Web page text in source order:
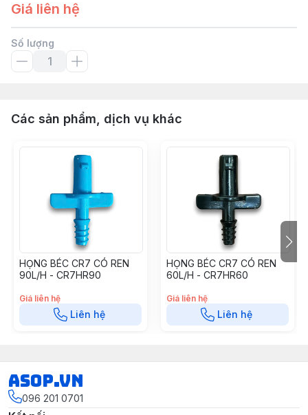
Giá liên hệ
Số lượng
Các sản phẩm, dịch vụ khác
HỌNG BÉC CR7 CÓ REN
90L/H - CR7HR90
Giá liên hệ
Liên hệ
HỌNG BÉC CR7 CÓ REN
60L/H - CR7HR60
Giá liên hệ
Liên hệ
asop.vn
096 201 0701